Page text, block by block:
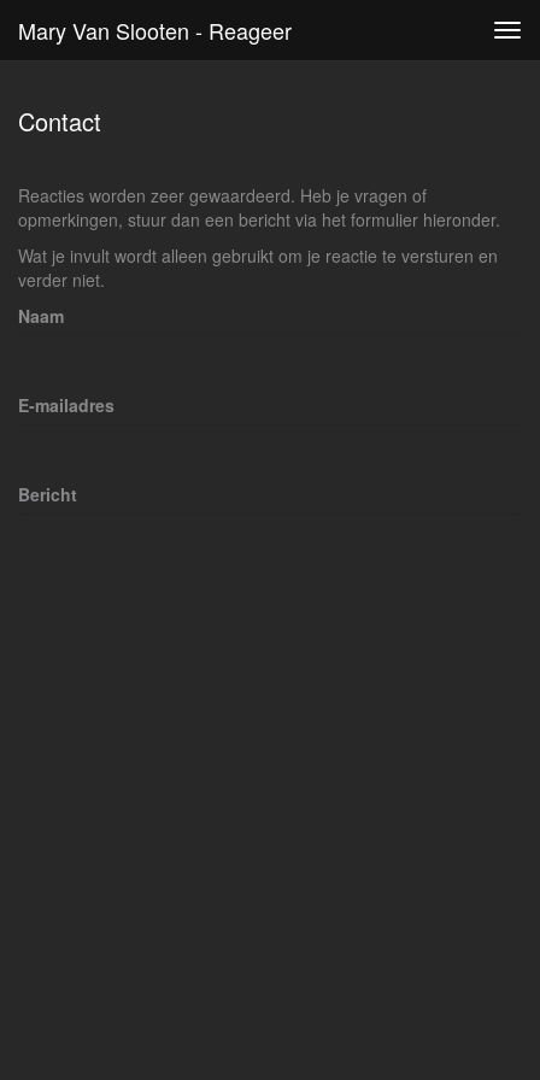
Mary Van Slooten - Reageer
Contact
Reacties worden zeer gewaardeerd. Heb je vragen of
opmerkingen, stuur dan een bericht via het formulier hieronder.
Wat je invult wordt alleen gebruikt om je reactie te versturen en
verder niet.
Naam
E-mailadres
Bericht